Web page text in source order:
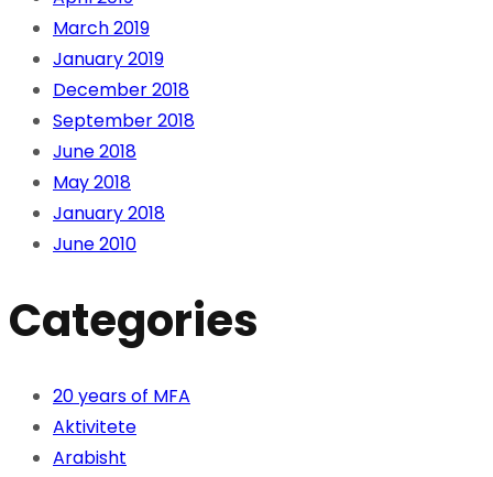
March 2019
January 2019
December 2018
September 2018
June 2018
May 2018
January 2018
June 2010
Categories
20 years of MFA
Aktivitete
Arabisht